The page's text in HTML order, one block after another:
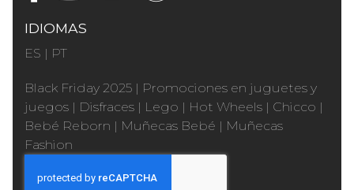
IDIOMAS
ES | PT
Black Friday 2025 | Promociones en juguetes y
juegos | Disfraces | Lego | Hot Wheels | Chicco |
Bebé Reborn | Muñecas Bebé | Muñecas
Fashion